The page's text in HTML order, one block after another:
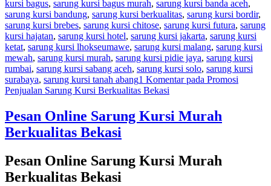
kursi bagus, sarung kursi bagus murah, sarung kursi banda aceh,
sarung kursi bandung, sarung kursi berkualitas, sarung kursi bordir,
sarung kursi brebes, sarung kursi chitose, sarung kursi futura, sarung
kursi hajatan, sarung kursi hotel, sarung kursi jakarta, sarung kursi
ketat, sarung kursi lhokseumawe, sarung kursi malang, sarung kursi
mewah, sarung kursi murah, sarung kursi pidie jaya, sarung kursi
rumbai, sarung kursi sabang aceh, sarung kursi solo, sarung kursi
surabaya, sarung kursi tanah abang1 Komentarpada Promosi
Penjualan Sarung Kursi Berkualitas Bekasi
Pesan Online Sarung Kursi Murah
Berkualitas Bekasi
Pesan Online Sarung Kursi Murah
Berkualitas Bekasi